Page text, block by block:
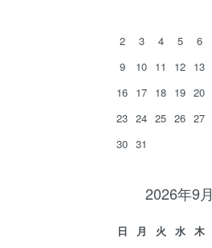
2
3 4 5 6
9
10 11 12 13
16 17 18 19 20
23 24 25 26 27
30 31
2026年9月
日 月 火 水 木